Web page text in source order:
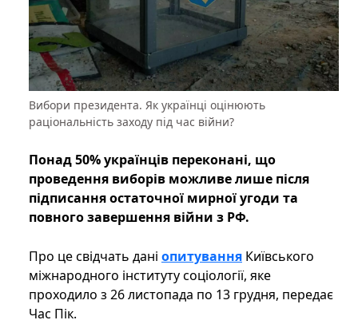
Вибори президента. Як українці оцінюють
раціональність заходу під час війни?
Понад 50% українців переконані, що
проведення виборів можливе лише після
підписання остаточної мирної угоди та
повного завершення війни з РФ.
Про це свідчать дані опитування Київського
міжнародного інституту соціології, яке
проходило з 26 листопада по 13 грудня, передає
Час Пік.